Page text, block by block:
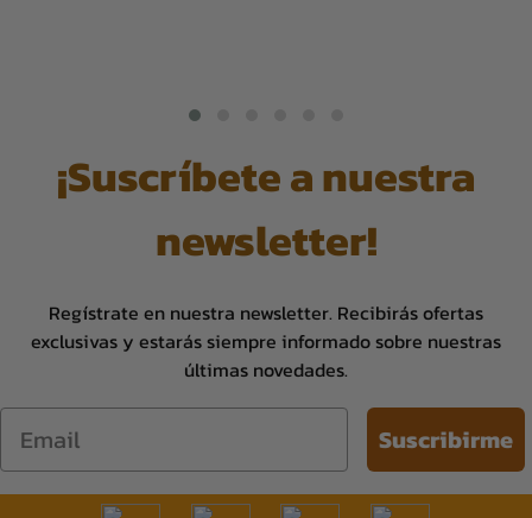
¡Suscríbete a nuestra
newsletter!
Regístrate en nuestra newsletter. Recibirás ofertas
exclusivas y estarás siempre informado sobre nuestras
últimas novedades.
Email Suscribirme